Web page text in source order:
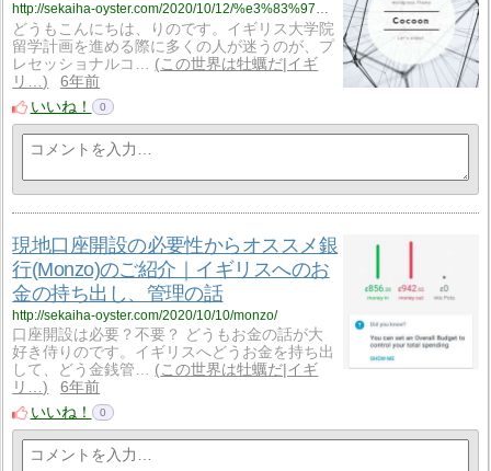
http://sekaiha-oyster.com/2020/10/12/%e3%83%97%e3%83%ac%e3%82%bb%e3%83%83%e3%82%b7%e3%83%a7%e3%83%8a%e3%83%ab%e3%82%b3%e3%83%bc%e3%82%b9%e3%81%af%e7%b5%b6%e5%af%be%e3%81%ab%e5%8f%97%e3%81%91%e3%81%a6%e3%81%8a%e3%81%91/
どうもこんにちは、りのです。イギリス大学院
留学計画を進める際に多くの人が迷うのが、プ
レセッショナルコ…
この世界は牡蠣だ|イギ
リ…
6年前
いいね！
0
現地口座開設の必要性からオススメ銀
行(Monzo)のご紹介｜イギリスへのお
金の持ち出し、管理の話
http://sekaiha-oyster.com/2020/10/10/monzo/
口座開設は必要？不要？ どうもお金の話が大
好き侍りのです。イギリスへどうお金を持ち出
して、どう金銭管…
この世界は牡蠣だ|イギ
リ…
6年前
いいね！
0